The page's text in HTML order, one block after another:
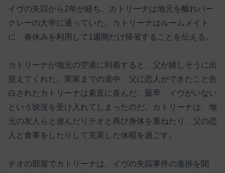
イヴの失踪から2年が経ち、カトリーナは地元を離れバー
クレーの大学に通っていた。カトリーナはルームメイト
に、春休みを利用して1週間だけ帰省することを伝える。
カトリーナが地元の空港に到着すると、父が嬉しそうに出
迎えてくれた。実家までの道中、父に恋人ができたこと告
白されたカトリーナは素直に喜んだ。最早、イヴがいない
という状況を受け入れてしまったのだ。カトリーナは、地
元の友人らと遊んだりテオと再び身体を重ねたり、父の恋
人と食事をしたりして充実した休暇を過ごす。
テオの部屋でカトリーナは、イヴの失踪事件の進捗を聞